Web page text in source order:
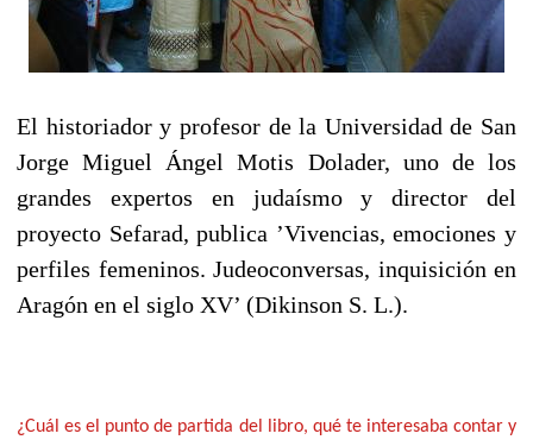
El historiador y profesor de la Universidad de San
Jorge Miguel Ángel Motis Dolader, uno de los
grandes expertos en judaísmo y director del
proyecto Sefarad, publica ’Vivencias, emociones y
perfiles femeninos. Judeoconversas, inquisición en
Aragón en el siglo XV’ (Dikinson S. L.).
¿Cuál es el punto de partida del libro, qué te interesaba contar y